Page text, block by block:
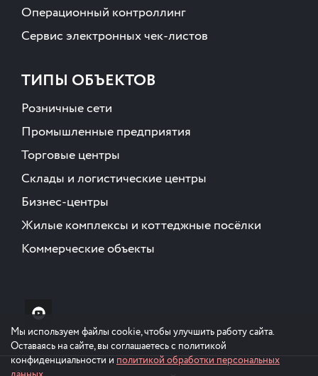
Операционный контроллинг
Сервис электронных чек-листов
ТИПЫ ОБЪЕКТОВ
Розничные сети
Промышленные предприятия
Торговые центры
Склады и логистические центры
Бизнес-центры
Жилые комплексы и коттеджные посёлки
Коммерческие объекты
Мы используем файлы cookie, чтобы улучшить работу сайта.
Оставаясь на сайте, вы соглашаетесь с политикой
конфиденциальности и политикой обработки персональных